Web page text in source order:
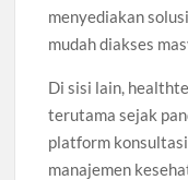
menyediakan
mudah diakses
Di sisi lain,
terutama sejak
platform
manajemen